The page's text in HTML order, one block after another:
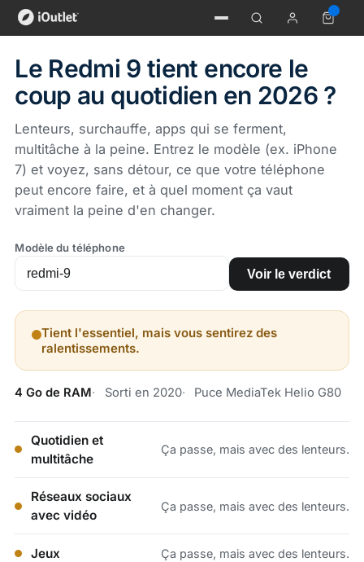
Le Redmi 9 tient encore le
coup au quotidien en 2026 ?
Lenteurs, surchauffe, apps qui se ferment,
multitâche à la peine. Entrez le modèle (ex. iPhone
7) et voyez, sans détour, ce que votre téléphone
peut encore faire, et à quel moment ça vaut
vraiment la peine d'en changer.
Modèle du téléphone
Voir le verdict
Tient l'essentiel, mais vous sentirez des
ralentissements.
4 Go de RAM Sorti en 2020 Puce MediaTek Helio G80
Quotidien et
multitâche
Ça passe, mais avec des lenteurs.
Réseaux sociaux
avec vidéo
Ça passe, mais avec des lenteurs.
Jeux Ça passe, mais avec des lenteurs.